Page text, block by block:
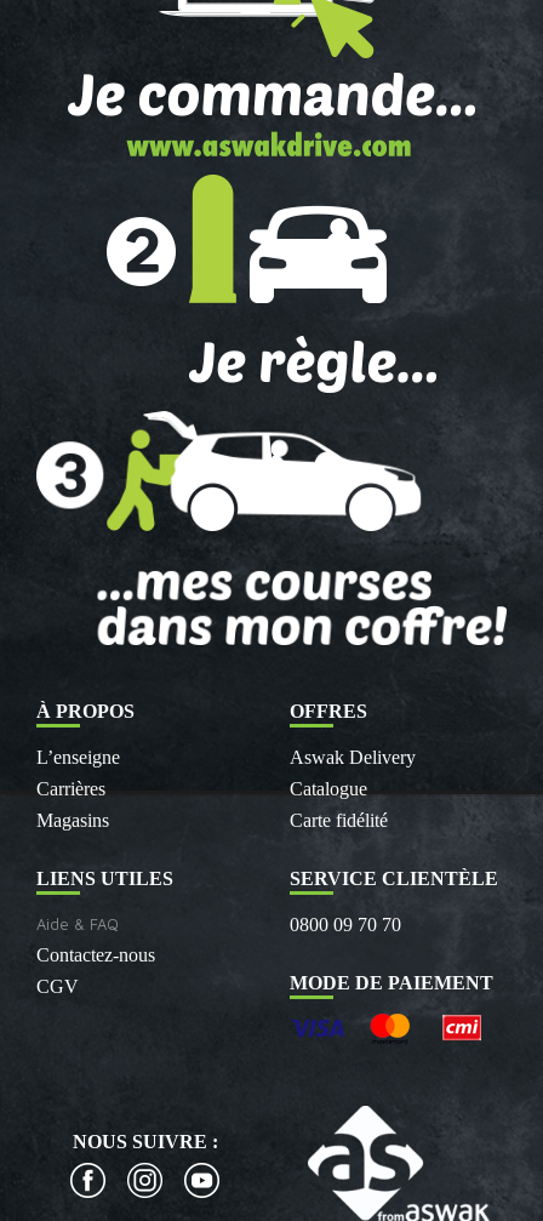
À PROPOS
L’enseigne
Carrières
Magasins
OFFRES
Aswak Delivery
Catalogue
Carte fidélité
LIENS UTILES
Aide & FAQ
Contactez-nous
CGV
SERVICE CLIENTÈLE
0800 09 70 70
MODE DE PAIEMENT
NOUS SUIVRE :